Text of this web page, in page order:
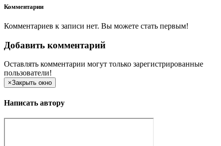
Комментарии
Комментариев к записи нет. Вы можете стать первым!
Добавить комментарий
Оставлять комментарии могут только зарегистрированные
пользователи!
×Закрыть окно
Написать автору